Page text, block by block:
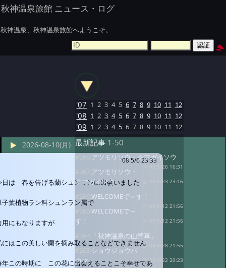
秋神温泉旅館 ニュース・ログ
秋神温泉、秋神温泉旅館へようこそ。
2026-08-10(月)
'08 5/6 23:33
日は 春を告げる蘭シュンランに出会いました
子葉植物ラン科シュンラン属で
用にもなりますが
にはこの美しい蘭を摘み取ることなどできません
年この時期に この花に出会えることこそ幸せであ
'07 1 2 3 4 5 6 7 8 9 10 11 12
'08 1 2 3 4 5 6 7 8 9 10 11 12
'09 1 2 3 4 5 6 7 8 9 10 11 12
最新記事 1-50
#268:アツモリソウ・クマガイソウ
@ '09 5/26 16:31
#267:アツモリソウ・
クマガイソウ
@ '09 5/23 23:16
#266:WELCOMEで～す！
@ '09 5/12 21:56
#265:WELCOMEで～
す！
@ '09 5/12 21:56
#264: 「秋神温泉の山野草」
@ '09 4/28 21:55
#263:ショウジョウバ
カマ
@ '09 4/22 20:23